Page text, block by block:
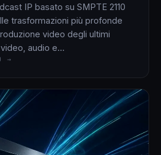
IP basato su SMPTE 2110
trasformazioni più profonde
video degli ultimi
video, audio e…
→